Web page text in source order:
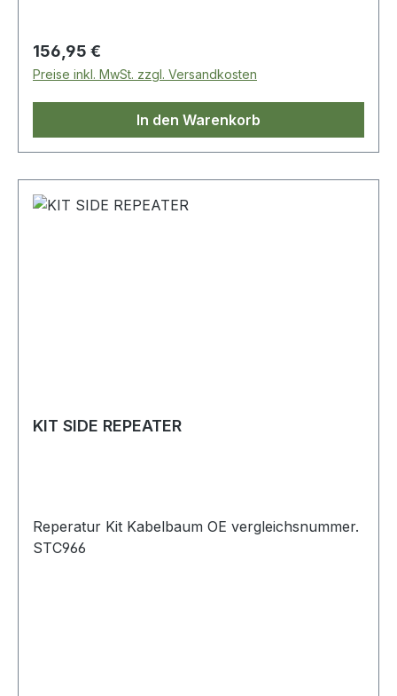
Regulärer Preis:
156,95 €
Preise inkl. MwSt. zzgl. Versandkosten
In den Warenkorb
KIT SIDE REPEATER
Reperatur Kit Kabelbaum OE vergleichsnummer.
STC966